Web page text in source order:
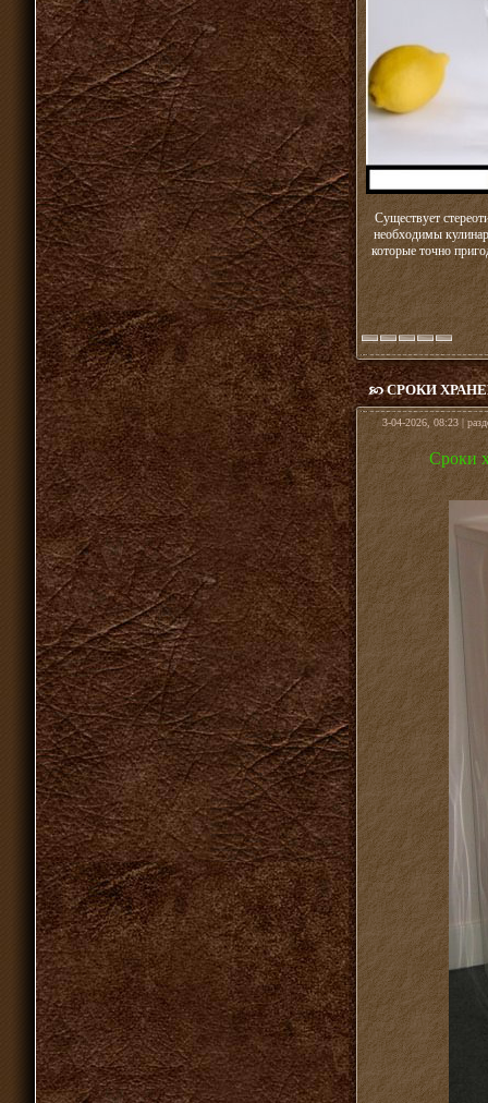
Существует
необходимы
которые точно
СРОКИ
3-04-2026, 08:23 |
Сроки